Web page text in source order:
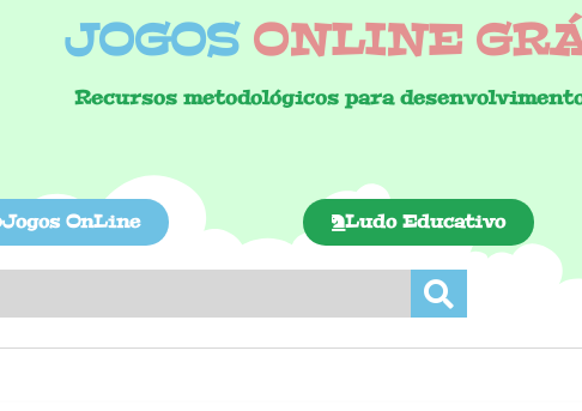
JOGOS ONLINE
Recursos metodológicos para
Jogos OnLine Ludo Educativo